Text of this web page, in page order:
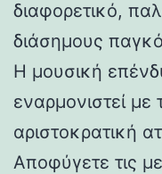
διαφορετικό,
διάσημους
Η μουσική
εναρμονιστεί με
αριστοκρατική
Αποφύγετε τις